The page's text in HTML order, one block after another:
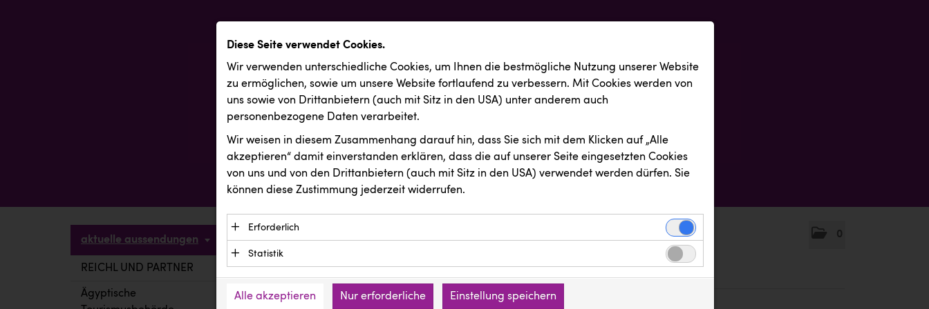
0
aktuelle aussendungen
REICHL UND PARTNER
Ägyptische
Diese Seite verwendet Cookies.
Wir verwenden unterschiedliche Cookies, um Ihnen die best­mögliche Nutzung unserer Website
zu ermöglichen, sowie um unsere Website fortlaufend zu verbessern. Mit Cookies werden von
uns sowie von Drittanbietern (auch mit Sitz in den USA) unter anderem auch
personenbezogene Daten verarbeitet.
Wir weisen in diesem Zusammenhang darauf hin, dass Sie sich mit dem Klicken auf „Alle
akzeptieren“ damit ein­ver­standen erklären, dass die auf unserer Seite eingesetzten Cookies
von uns und von den Drittanbietern (auch mit Sitz in den USA) verwendet werden dürfen. Sie
können diese Zustimmung jederzeit widerrufen.
Erforderlich
Essenzielle Cookies ermöglichen grundlegende Funktionen und sind für die einwandfreie
Funktion der Website erforderlich. Diese Cookies speichern keine personenbezogenen
Daten und werden an keine Dritten übermittelt.
Anbieter: Eigentümer der Website (Erstanbieter)
Statistik
verstehen, wie unsere Besucher unsere Website nutzen.
Alle akzeptieren Nur erforderliche Einstellung speichern